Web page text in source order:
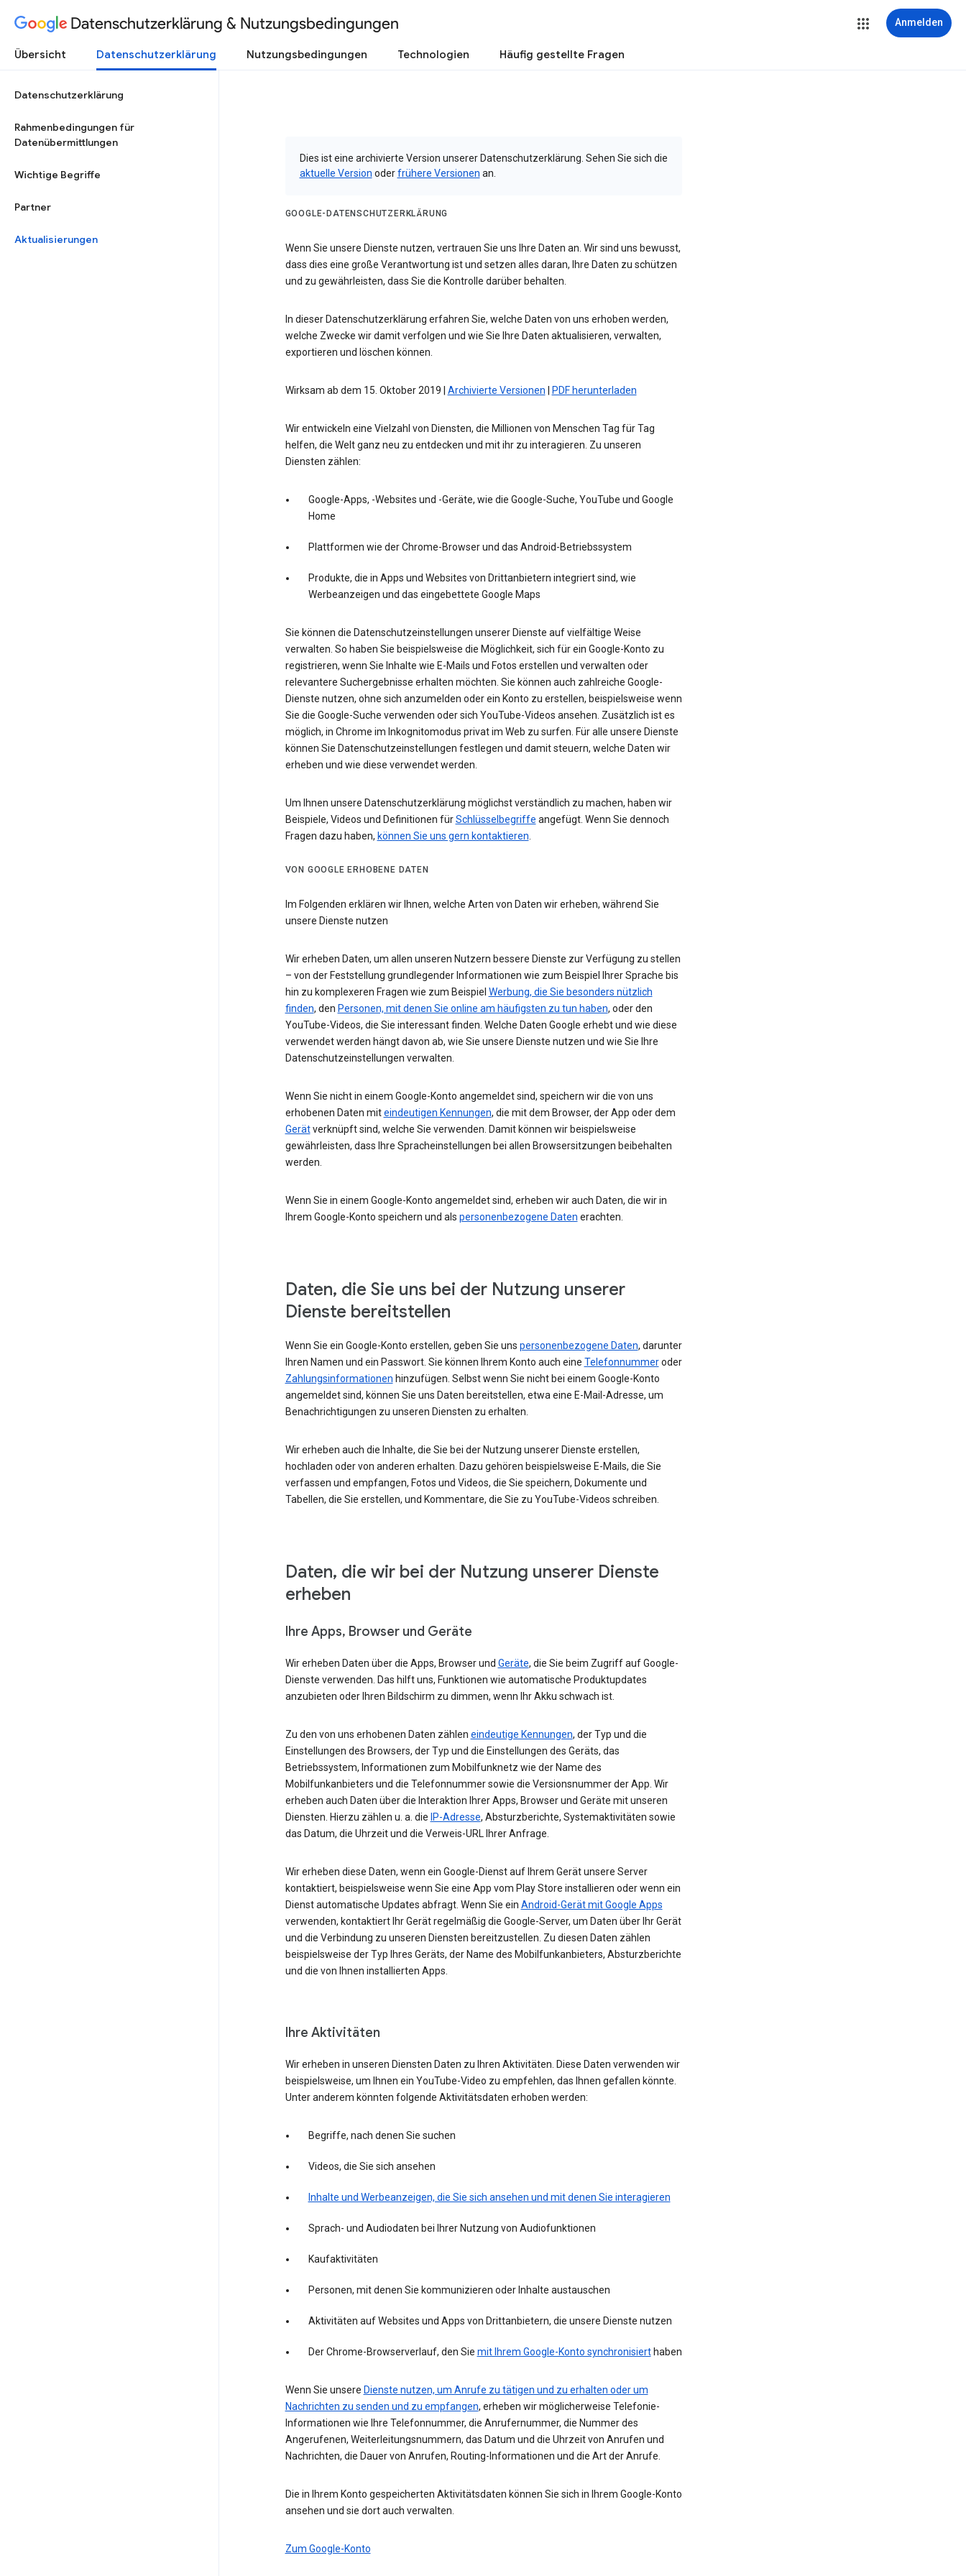
Datenschutzerklärung & Nutzungsbedingungen Anmelden
Übersicht Datenschutzerklärung Nutzungsbedingungen Technologien Häufig gestellte Fragen
Datenschutzerklärung
Rahmenbedingungen für
Datenübermittlungen
Wichtige Begriffe
Partner
Aktualisierungen
Dies ist eine archivierte Version unserer Datenschutzerklärung. Sehen Sie sich die
aktuelle Version oderfrühere Versionen an.
GOOGLE-DATENSCHUTZERKLÄRUNG
Wenn Sie unsere Dienste nutzen, vertrauen Sie uns Ihre Daten an. Wir sind uns bewusst,
dass dies eine große Verantwortung ist und setzen alles daran, Ihre Daten zu schützen
und zu gewährleisten, dass Sie die Kontrolle darüber behalten.
In dieser Datenschutzerklärung erfahren Sie, welche Daten von uns erhoben werden,
welche Zwecke wir damit verfolgen und wie Sie Ihre Daten aktualisieren, verwalten,
exportieren und löschen können.
Wirksam ab dem 15. Oktober 2019 | Archivierte Versionen PDF herunterladen
Wir entwickeln eine Vielzahl von Diensten, die Millionen von Menschen Tag für Tag
helfen, die Welt ganz neu zu entdecken und mit ihr zu interagieren. Zu unseren
Diensten zählen:
Google-Apps, -Websites und -Geräte, wie die Google-Suche, YouTube und Google
Home
Plattformen wie der Chrome-Browser und das Android-Betriebssystem
Produkte, die in Apps und Websites von Drittanbietern integriert sind, wie
Werbeanzeigen und das eingebettete Google Maps
Sie können die Datenschutzeinstellungen unserer Dienste auf vielfältige Weise
verwalten. So haben Sie beispielsweise die Möglichkeit, sich für ein Google-Konto zu
registrieren, wenn Sie Inhalte wie E-Mails und Fotos erstellen und verwalten oder
relevantere Suchergebnisse erhalten möchten. Sie können auch zahlreiche Google-
Dienste nutzen, ohne sich anzumelden oder ein Konto zu erstellen, beispielsweise wenn
Sie die Google-Suche verwenden oder sich YouTube-Videos ansehen. Zusätzlich ist es
möglich, in Chrome im Inkognitomodus privat im Web zu surfen. Für alle unsere Dienste
können Sie Datenschutzeinstellungen festlegen und damit steuern, welche Daten wir
erheben und wie diese verwendet werden.
Um Ihnen unsere Datenschutzerklärung möglichst verständlich zu machen, haben wir
Beispiele, Videos und Definitionen fürSchlüsselbegriffe angefügt. Wenn Sie dennoch
Fragen dazu haben, können Sie uns gern kontaktieren.
VON GOOGLE ERHOBENE DATEN
Im Folgenden erklären wir Ihnen, welche Arten von Daten wir erheben, während Sie
unsere Dienste nutzen
Wir erheben Daten, um allen unseren Nutzern bessere Dienste zur Verfügung zu stellen
– von der Feststellung grundlegender Informationen wie zum Beispiel Ihrer Sprache bis
hin zu komplexeren Fragen wie zum Beispiel Werbung, die Sie besonders nützlich
finden, den Personen, mit denen Sie online am häufigsten zu tun haben, oder den
YouTube-Videos, die Sie interessant finden. Welche Daten Google erhebt und wie diese
verwendet werden hängt davon ab, wie Sie unsere Dienste nutzen und wie Sie Ihre
Datenschutzeinstellungen verwalten.
Wenn Sie nicht in einem Google-Konto angemeldet sind, speichern wir die von uns
erhobenen Daten miteindeutigen Kennungen, die mit dem Browser, der App oder dem
Gerätverknüpft sind, welche Sie verwenden. Damit können wir beispielsweise
gewährleisten, dass Ihre Spracheinstellungen bei allen Browsersitzungen beibehalten
werden.
Wenn Sie in einem Google-Konto angemeldet sind, erheben wir auch Daten, die wir in
Ihrem Google-Konto speichern und als personenbezogene Daten erachten.
Daten, die Sie uns bei der Nutzung unserer
Dienste bereitstellen
Wenn Sie ein Google-Konto erstellen, geben Sie uns personenbezogene Daten, darunter
Ihren Namen und ein Passwort. Sie können Ihrem Konto auch eine Telefonnummeroder
Zahlungsinformationen hinzufügen. Selbst wenn Sie nicht bei einem Google-Konto
angemeldet sind, können Sie uns Daten bereitstellen, etwa eine E-Mail-Adresse, um
Benachrichtigungen zu unseren Diensten zu erhalten.
Wir erheben auch die Inhalte, die Sie bei der Nutzung unserer Dienste erstellen,
hochladen oder von anderen erhalten. Dazu gehören beispielsweise E-Mails, die Sie
verfassen und empfangen, Fotos und Videos, die Sie speichern, Dokumente und
Tabellen, die Sie erstellen, und Kommentare, die Sie zu YouTube-Videos schreiben.
Daten, die wir bei der Nutzung unserer Dienste
erheben
Ihre Apps, Browser und Geräte
Wir erheben Daten über die Apps, Browser und Geräte, die Sie beim Zugriff auf Google-
Dienste verwenden. Das hilft uns, Funktionen wie automatische Produktupdates
anzubieten oder Ihren Bildschirm zu dimmen, wenn Ihr Akku schwach ist.
Zu den von uns erhobenen Daten zählen eindeutige Kennungen, der Typ und die
Einstellungen des Browsers, der Typ und die Einstellungen des Geräts, das
Betriebssystem, Informationen zum Mobilfunknetz wie der Name des
Mobilfunkanbieters und die Telefonnummer sowie die Versionsnummer der App. Wir
erheben auch Daten über die Interaktion Ihrer Apps, Browser und Geräte mit unseren
Diensten. Hierzu zählen u. a. die IP-Adresse, Absturzberichte, Systemaktivitäten sowie
das Datum, die Uhrzeit und die Verweis-URL Ihrer Anfrage.
Wir erheben diese Daten, wenn ein Google-Dienst auf Ihrem Gerät unsere Server
kontaktiert, beispielsweise wenn Sie eine App vom Play Store installieren oder wenn ein
Dienst automatische Updates abfragt. Wenn Sie ein Android-Gerät mit Google Apps
verwenden, kontaktiert Ihr Gerät regelmäßig die Google-Server, um Daten über Ihr Gerät
und die Verbindung zu unseren Diensten bereitzustellen. Zu diesen Daten zählen
beispielsweise der Typ Ihres Geräts, der Name des Mobilfunkanbieters, Absturzberichte
und die von Ihnen installierten Apps.
Ihre Aktivitäten
Wir erheben in unseren Diensten Daten zu Ihren Aktivitäten. Diese Daten verwenden wir
beispielsweise, um Ihnen ein YouTube-Video zu empfehlen, das Ihnen gefallen könnte.
Unter anderem könnten folgende Aktivitätsdaten erhoben werden:
Begriffe, nach denen Sie suchen
Videos, die Sie sich ansehen
Inhalte und Werbeanzeigen, die Sie sich ansehen und mit denen Sie interagieren
Sprach- und Audiodaten bei Ihrer Nutzung von Audiofunktionen
Kaufaktivitäten
Personen, mit denen Sie kommunizieren oder Inhalte austauschen
Aktivitäten auf Websites und Apps von Drittanbietern, die unsere Dienste nutzen
Der Chrome-Browserverlauf, den Sie mit Ihrem Google-Konto synchronisierthaben
Wenn Sie unsere Dienste nutzen, um Anrufe zu tätigen und zu erhalten oder um
Nachrichten zu senden und zu empfangen, erheben wir möglicherweise Telefonie-
Informationen wie Ihre Telefonnummer, die Anrufernummer, die Nummer des
Angerufenen, Weiterleitungsnummern, das Datum und die Uhrzeit von Anrufen und
Nachrichten, die Dauer von Anrufen, Routing-Informationen und die Art der Anrufe.
Die in Ihrem Konto gespeicherten Aktivitätsdaten können Sie sich in Ihrem Google-Konto
ansehen und sie dort auch verwalten.
Zum Google-Konto